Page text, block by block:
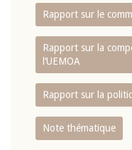
Rapport sur le
Rapport sur la
l‘UEMOA
Rapport sur la
Note thématique